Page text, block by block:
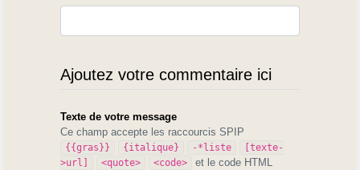
Ajoutez votre commentaire ici
Texte de votre message
Ce champ accepte les raccourcis SPIP
{{gras}} {italique} -*liste
[texte-
>url]
<quote> <code> et le code HTML